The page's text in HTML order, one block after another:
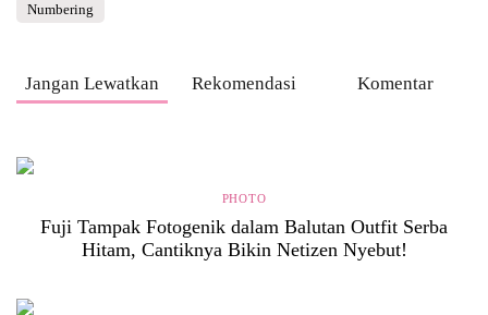
Numbering
Jangan Lewatkan Rekomendasi Komentar
PHOTO
Fuji Tampak Fotogenik dalam Balutan Outfit Serba
Hitam, Cantiknya Bikin Netizen Nyebut!